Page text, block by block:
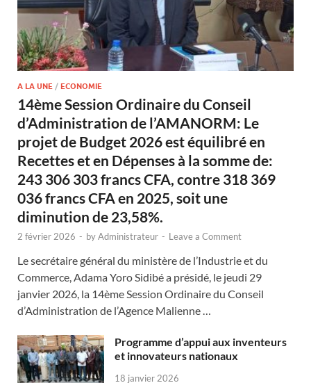
A LA UNE / ECONOMIE
14ème Session Ordinaire du Conseil
d’Administration de l’AMANORM: Le
projet de Budget 2026 est équilibré en
Recettes et en Dépenses à la somme de:
243 306 303 francs CFA, contre 318 369
036 francs CFA en 2025, soit une
diminution de 23,58%.
2 février 2026 - byAdministrateur - Leave a Comment
Le secrétaire général du ministère de l’Industrie et du
Commerce, Adama Yoro Sidibé a présidé, le jeudi 29
janvier 2026, la 14ème Session Ordinaire du Conseil
d’Administration de l’Agence Malienne …
Programme d’appui aux inventeurs
et innovateurs nationaux
18 janvier 2026